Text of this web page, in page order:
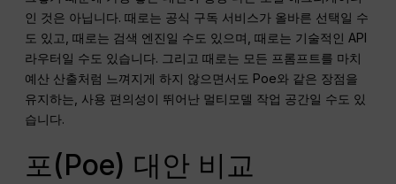
인 것은 아닙니다. 때로는 공식 구독 서비스가 올바른 선택일 수
도 있고, 때로는 검색 엔진일 수도 있으며, 때로는 기술적인 API
라우터일 수도 있습니다. 그리고 때로는 모든 프롬프트를 마치
예산 산출처럼 느껴지게 하지 않으면서도 Poe와 같은 장점을
유지하는, 사용 편의성이 뛰어난 멀티모델 작업 공간일 수도 있
습니다.
포(Poe) 대안 비교